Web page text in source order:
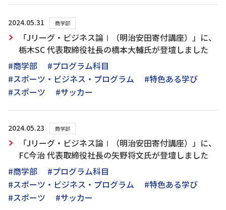
2024.05.31 商学部
「Jリーグ・ビジネス論Ⅰ（明治安田寄付講座）」に、
栃木SC 代表取締役社長の橋本大輔氏が登壇しました
#商学部
#プログラム科目
#スポーツ・ビジネス・プログラム
#特色ある学び
#スポーツ
#サッカー
2024.05.23 商学部
「Jリーグ・ビジネス論Ⅰ（明治安田寄付講座）」に、
FC今治 代表取締役社長の矢野将文氏が登壇しました
#商学部
#プログラム科目
#スポーツ・ビジネス・プログラム
#特色ある学び
#スポーツ
#サッカー